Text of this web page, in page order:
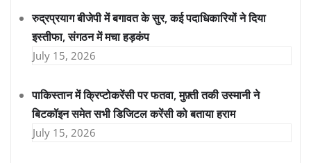
रुद्रप्रयाग बीजेपी में बगावत के सुर, कई पदाधिकारियों ने दिया
इस्तीफा, संगठन में मचा हड़कंप
July 15, 2026
पाकिस्तान में क्रिप्टोकरेंसी पर फतवा, मुफ़्ती तकी उस्मानी ने
बिटकॉइन समेत सभी डिजिटल करेंसी को बताया हराम
July 15, 2026